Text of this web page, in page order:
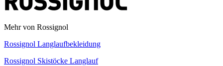
Mehr von Rossignol
Rossignol Langlaufbekleidung
Rossignol Skistöcke Langlauf